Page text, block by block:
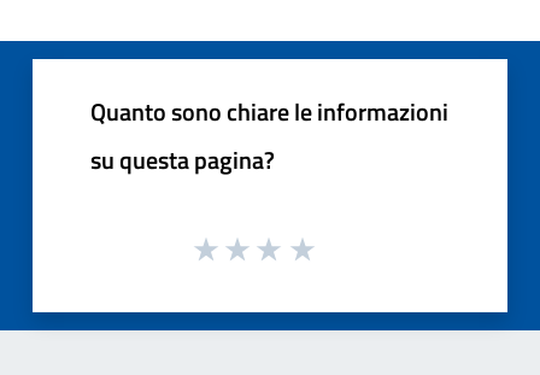
Quanto sono chiare le informazioni
su questa pagina?